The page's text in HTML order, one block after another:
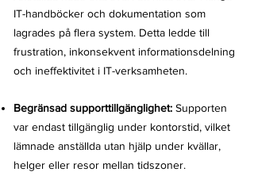
IT-handböcker och dokumentation som
lagrades på flera system. Detta ledde till
frustration, inkonsekvent informationsdelning
och ineffektivitet i IT-verksamheten.
Begränsad supporttillgänglighet: Supporten
var endast tillgänglig under kontorstid, vilket
lämnade anställda utan hjälp under kvällar,
helger eller resor mellan tidszoner.